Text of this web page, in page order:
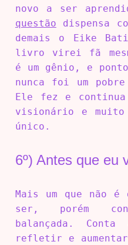
novo a ser
questão dispensa
demais o Eike
livro virei fã
é um gênio, e
nunca foi um
Ele fez e
visionário e
único.
6º) Antes que eu
Mais um que não
ser, porém
balançada.
refletir e